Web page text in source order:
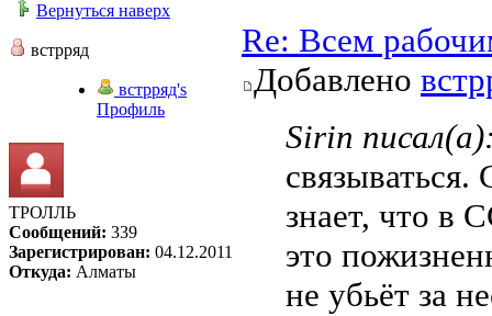
Вернуться наверх
встрряд
встрряд's
Профиль
ТРОЛЛЬ
Сообщений: 339
Зарегистрирован: 04.12.2011
Откуда: Алматы
Re: Всем
Добавлено
Sirin
знает, что в
это
не убьёт за